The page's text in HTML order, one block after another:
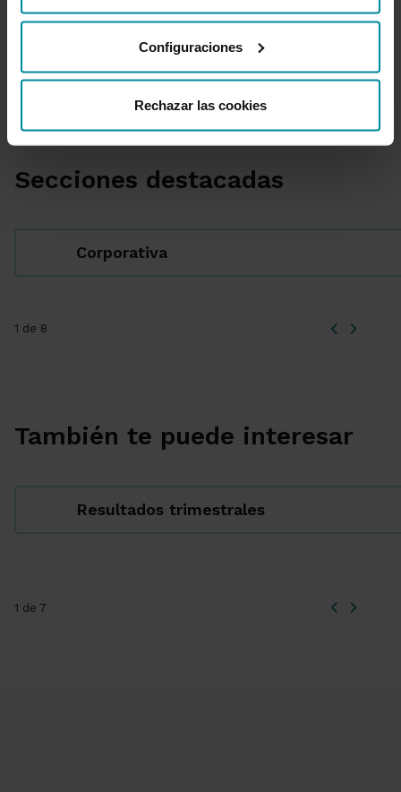
desde nuestraPolítica de Cookies.
Configuraciones
Rechazar las cookies
Secciones destacadas
Corporativa
1 de 8
También te puede interesar
Resultados trimestrales
1 de 7